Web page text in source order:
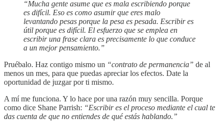
“Mucha gente asume que es mala escribiendo porque
es difícil. Eso es como asumir que eres malo
levantando pesas porque la pesa es pesada. Escribir es
útil porque es difícil. El esfuerzo que se emplea en
escribir una frase clara es precisamente lo que conduce
a un mejor pensamiento.”
Pruébalo. Haz contigo mismo un “contrato de permanencia” de al
menos un mes, para que puedas apreciar los efectos. Date la
oportunidad de juzgar por ti mismo.
A mí me funciona. Y lo hace por una razón muy sencilla. Porque
como dice Shane Parrish: “Escribir es el proceso mediante el cual te
das cuenta de que no entiendes de qué estás hablando.”